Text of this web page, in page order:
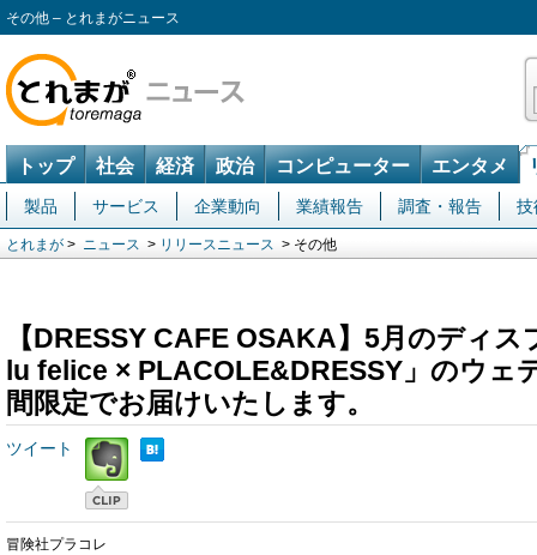
その他 – とれまがニュース
トップ 社会 経済 政治 コンピューター エンタメ
製品 サービス 企業動向 業績報告 調査・報告 技
とれまが > ニュース > リリースニュース > その他
【DRESSY CAFE OSAKA】5月のディ
lu felice × PLACOLE&DRESSY」のウェ
間限定でお届けいたします。
ツイート
冒険社プラコレ